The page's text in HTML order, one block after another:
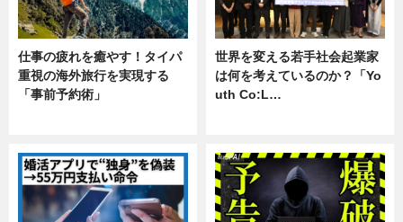
仕事の疲れを癒やす！タイパ
重視の海外旅行を実現する
「事前予約術」
世界を変える若手社会起業家
は何を考えているのか？「Yo
uth Co:L…